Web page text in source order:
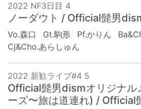
2022 NF3日目 4
ノーダウト / Official髭男
Vo.森口 Gt.駒形 Pf.かりん
Cj&Cho.あらしゅん
2022 新歓ライブ#4 5
Official髭男dismオリジナル
ーズ〜旅は道連れ) / Official